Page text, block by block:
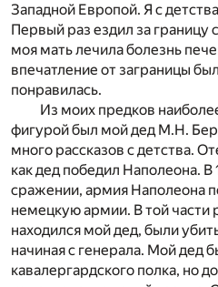
Западной Европой. Я с
Первый раз ездил за границу
моя мать лечила болезнь
впечатление от заграницы
понравилась.
Из моих предков
фигурой был мой дед М.Н.
много рассказов с детства.
как дед победил Наполеона. В
сражении, армия Наполеона
немецкую армии. В той части
находился мой дед, были
начиная с генерала. Мой дед
кавалергардского полка, но